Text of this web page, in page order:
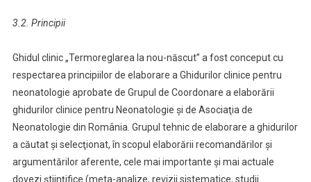
3.2. Principii
Ghidul clinic „Termoreglarea la nou-născut” a fost conceput cu
respectarea principiilor de elaborare a Ghidurilor clinice pentru
neonatologie aprobate de Grupul de Coordonare a elaborării
ghidurilor clinice pentru Neonatologie şi de Asociaţia de
Neonatologie din România. Grupul tehnic de elaborare a ghidurilor
a căutat şi selecţionat, în scopul elaborării recomandărilor şi
argumentărilor aferente, cele mai importante şi mai actuale
dovezi ştiinţifice (meta-analize, revizii sistematice, studii